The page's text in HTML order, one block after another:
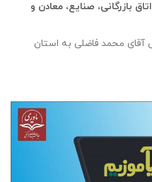
بازرگانی، صنايع، معادن و
آقای محمد فاضلی به استان